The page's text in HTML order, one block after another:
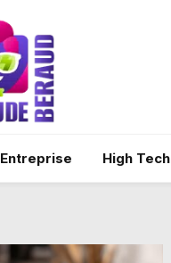
Entreprise High Tech